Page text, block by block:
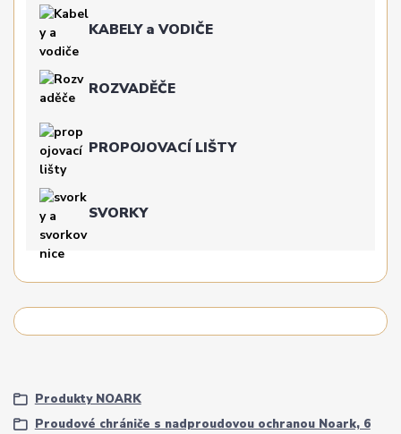
KABELY a VODIČE
ROZVADĚČE
PROPOJOVACÍ LIŠTY
SVORKY
Produkty NOARK
Proudové chrániče s nadproudovou ochranou Noark, 6